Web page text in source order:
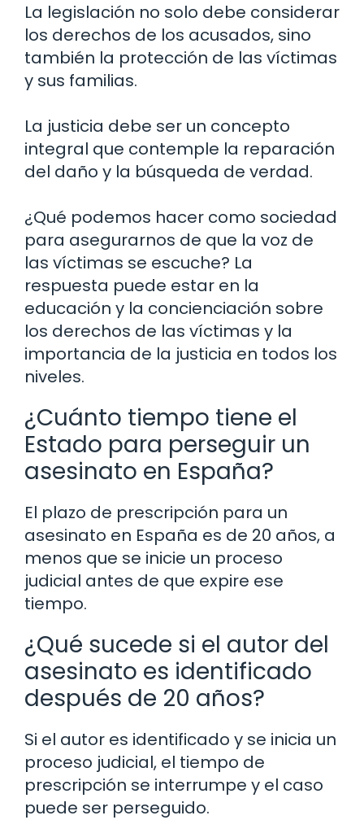
La legislación no solo debe considerar
los derechos de los acusados, sino
también la protección de las víctimas
y sus familias.
La justicia debe ser un concepto
integral que contemple la reparación
del daño y la búsqueda de verdad.
¿Qué podemos hacer como sociedad
para asegurarnos de que la voz de
las víctimas se escuche? La
respuesta puede estar en la
educación y la concienciación sobre
los derechos de las víctimas y la
importancia de la justicia en todos los
niveles.
¿Cuánto tiempo tiene el
Estado para perseguir un
asesinato en España?
El plazo de prescripción para un
asesinato en España es de 20 años, a
menos que se inicie un proceso
judicial antes de que expire ese
tiempo.
¿Qué sucede si el autor del
asesinato es identificado
después de 20 años?
Si el autor es identificado y se inicia un
proceso judicial, el tiempo de
prescripción se interrumpe y el caso
puede ser perseguido.